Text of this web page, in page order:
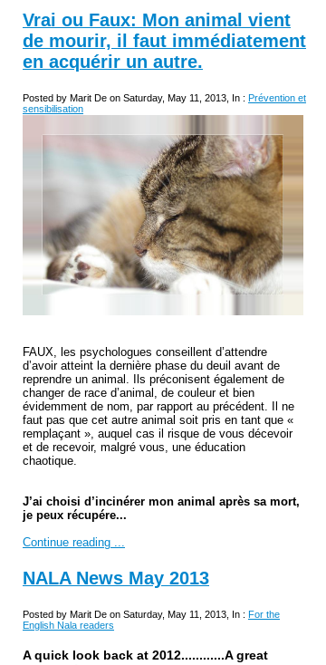
Vrai ou Faux: Mon animal vient
de mourir, il faut immédiatement
en acquérir un autre.
Posted by Marit De on Saturday, May 11, 2013, In : Prévention et
sensibilisation
FAUX, les psychologues conseillent d’attendre
d’avoir atteint la dernière phase du deuil avant de
reprendre un animal. Ils préconisent également de
changer de race d’animal, de couleur et bien
évidemment de nom, par rapport au précédent. Il ne
faut pas que cet autre animal soit pris en tant que «
remplaçant », auquel cas il risque de vous décevoir
et de recevoir, malgré vous, une éducation
chaotique.
J’ai choisi d’incinérer mon animal après sa mort,
je peux récupére...
Continue reading ...
NALA News May 2013
Posted by Marit De on Saturday, May 11, 2013, In : For the
English Nala readers
A quick look back at 2012............A great